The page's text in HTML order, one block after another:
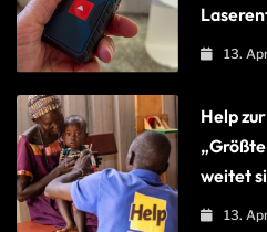
13.
Help
weitet
13.